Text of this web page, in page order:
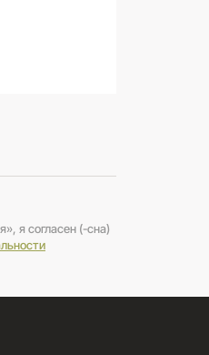
я согласен (-сна)